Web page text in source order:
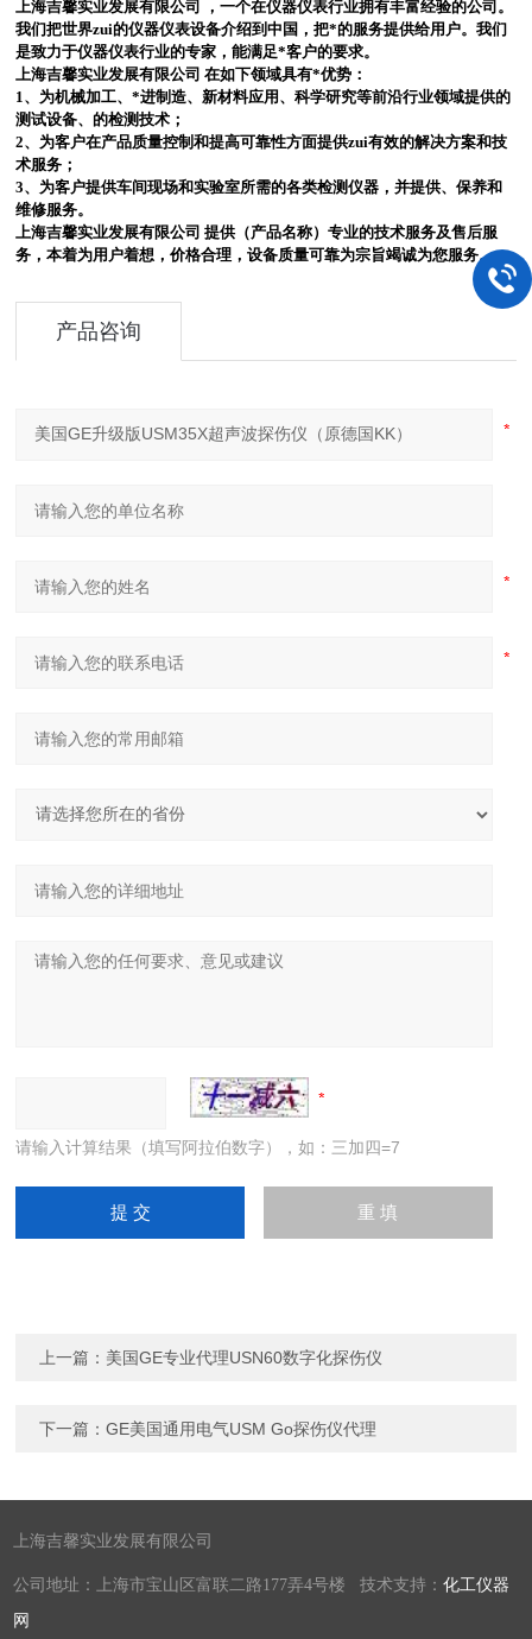
上海吉馨实业发展有限公司 ，一个在仪器仪表行业拥有丰富经验的公司。
我们把世界zui的仪器仪表设备介绍到中国，把*的服务提供给用户。我们
是致力于仪器仪表行业的专家，能满足*客户的要求。
上海吉馨实业发展有限公司 在如下领域具有*优势：
1、为机械加工、*进制造、新材料应用、科学研究等前沿行业领域提供的
测试设备、的检测技术；
2、为客户在产品质量控制和提高可靠性方面提供zui有效的解决方案和技
术服务；
3、为客户提供车间现场和实验室所需的各类检测仪器，并提供、保养和
维修服务。
上海吉馨实业发展有限公司 提供（产品名称）专业的技术服务及售后服
务，本着为用户着想，价格合理，设备质量可靠为宗旨竭诚为您服务。
产品咨询
请输入计算结果（填写阿拉伯数字），如：三加四=7
上一篇： 美国GE专业代理USN60数字化探伤仪
下一篇：GE美国通用电气USM Go探伤仪代理
上海吉馨实业发展有限公司
公司地址：上海市宝山区富联二路177弄4号楼 技术支持：化工仪器
网